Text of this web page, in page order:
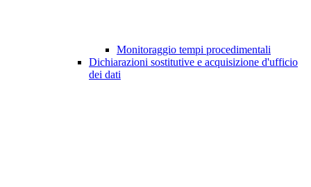
Monitoraggio tempi procedimentali
Dichiarazioni sostitutive e acquisizione d'ufficio
dei dati